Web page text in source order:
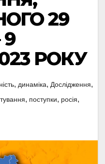
29
РОКУ
, динаміка, Дослідження,
, поступки, росія,